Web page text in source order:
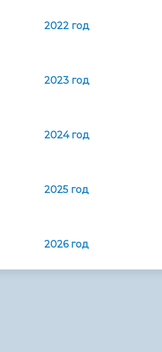
2022 год
2023 год
2024 год
2025 год
2026 год